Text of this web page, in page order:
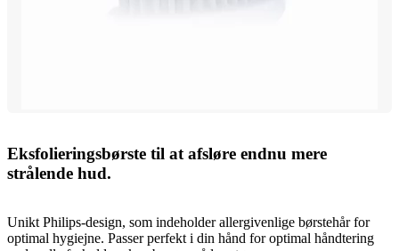
Eksfolieringsbørste til at afsløre endnu mere
strålende hud.
Unikt Philips-design, som indeholder allergivenlige børstehår for
optimal hygiejne. Passer perfekt i din hånd for optimal håndtering